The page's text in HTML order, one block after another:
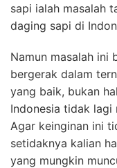
sapi ialah masalah
daging sapi di
Namun masalah ini
bergerak dalam
yang baik, bukan
Indonesia tidak lagi
Agar keinginan ini
setidaknya kalian
yang mungkin